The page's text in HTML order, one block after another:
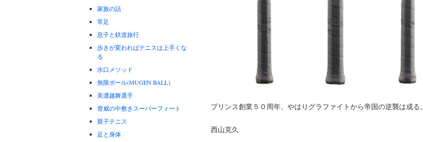
プリンス創業５０周年、やはりグラファイトから帝国の逆襲は成る。
西山克久
家族の話
常足
息子と鉄道旅行
歩きが変わればテニスは上手くな
る
水口メソッド
無限ボール(MUGEN BALL）
美濃越舞選手
脅威の中敷きスーパーフィート
親子テニス
足と身体